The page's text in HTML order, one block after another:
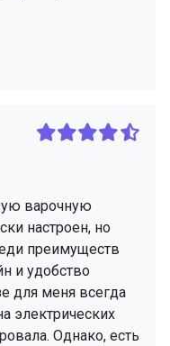
варочную
настроен, но
преимуществ
и удобство
для меня всегда
электрических
Однако, есть